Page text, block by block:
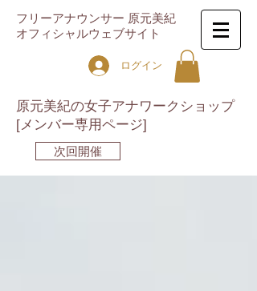
フリーアナウンサー 原元美紀
オフィシャルウェブサイト
ログイン
原元美紀の女子アナワークショップ
[メンバー専用ページ]
次回開催